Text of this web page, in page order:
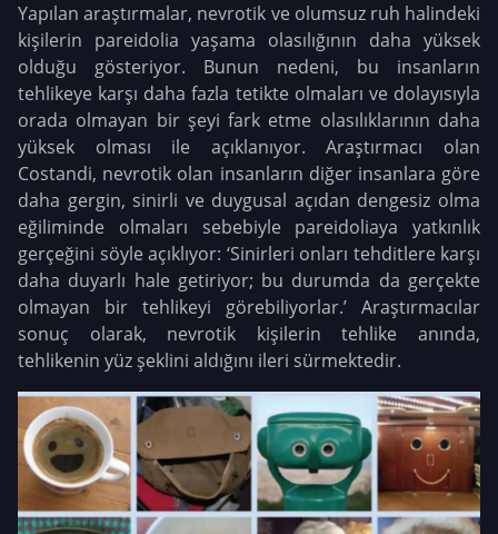
Yapılan araştırmalar, nevrotik ve olumsuz ruh halindeki
kişilerin pareidolia yaşama olasılığının daha yüksek
olduğu gösteriyor. Bunun nedeni, bu insanların
tehlikeye karşı daha fazla tetikte olmaları ve dolayısıyla
orada olmayan bir şeyi fark etme olasılıklarının daha
yüksek olması ile açıklanıyor. Araştırmacı olan
Costandi, nevrotik olan insanların diğer insanlara göre
daha gergin, sinirli ve duygusal açıdan dengesiz olma
eğiliminde olmaları sebebiyle pareidoliaya yatkınlık
gerçeğini söyle açıklıyor: ‘Sinirleri onları tehditlere karşı
daha duyarlı hale getiriyor; bu durumda da gerçekte
olmayan bir tehlikeyi görebiliyorlar.’ Araştırmacılar
sonuç olarak, nevrotik kişilerin tehlike anında,
tehlikenin yüz şeklini aldığını ileri sürmektedir.